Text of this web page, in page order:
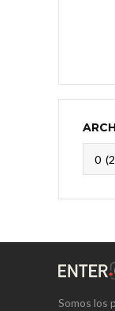
Somos los